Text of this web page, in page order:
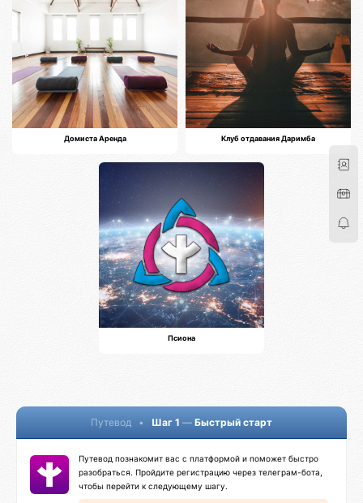
Домиста Аренда Клуб отдавания Даримба
Псиона
Путевод • Шаг 1 — Быстрый старт
Путевод познакомит вас с платформой и поможет быстро
разобраться. Пройдите регистрацию через телеграм-бота,
чтобы перейти к следующему шагу.